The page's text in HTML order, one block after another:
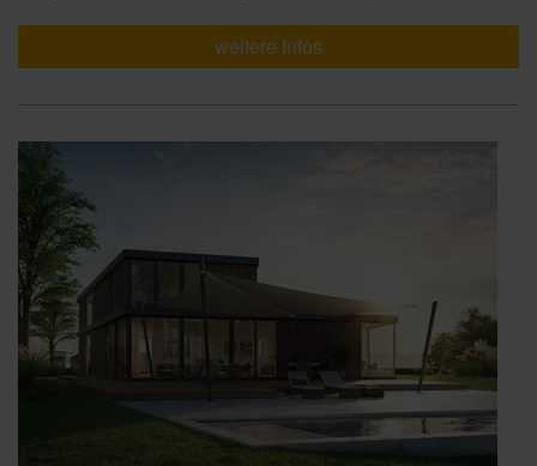
weitere Infos